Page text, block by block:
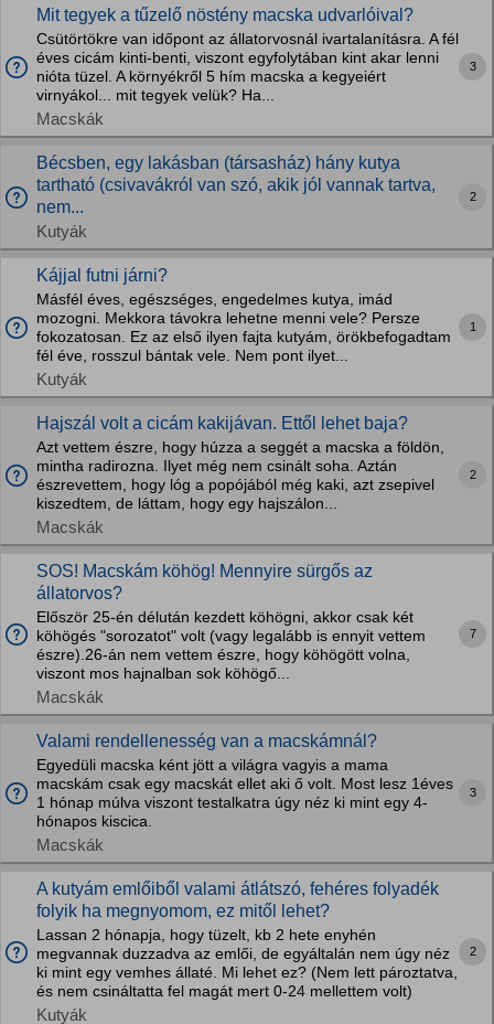
Mit tegyek a tűzelő nöstény macska udvarlóival?
Csütörtökre van időpont az állatorvosnál ivartalanításra. A fél
éves cicám kinti-benti, viszont egyfolytában kint akar lenni
nióta tüzel. A környékről 5 hím macska a kegyeiért
virnyákol... mit tegyek velük? Ha...
Macskák
3
Bécsben, egy lakásban (társasház) hány kutya
tartható (csivavákról van szó, akik jól vannak tartva,
nem...
Kutyák
2
Kájjal futni járni?
Másfél éves, egészséges, engedelmes kutya, imád
mozogni. Mekkora távokra lehetne menni vele? Persze
fokozatosan. Ez az első ilyen fajta kutyám, örökbefogadtam
fél éve, rosszul bántak vele. Nem pont ilyet...
Kutyák
1
Hajszál volt a cicám kakijávan. Ettől lehet baja?
Azt vettem észre, hogy húzza a seggét a macska a földön,
mintha radirozna. Ilyet még nem csinált soha. Aztán
észrevettem, hogy lóg a popójából még kaki, azt zsepivel
kiszedtem, de láttam, hogy egy hajszálon...
Macskák
2
SOS! Macskám köhög! Mennyire sürgős az
állatorvos?
Először 25-én délután kezdett köhögni, akkor csak két
köhögés "sorozatot" volt (vagy legalább is ennyit vettem
észre).26-án nem vettem észre, hogy köhögött volna,
viszont mos hajnalban sok köhögő...
Macskák
7
Valami rendellenesség van a macskámnál?
Egyedüli macska ként jött a világra vagyis a mama
macskám csak egy macskát ellet aki ő volt. Most lesz 1éves
1 hónap múlva viszont testalkatra úgy néz ki mint egy 4-
hónapos kiscica.
Macskák
3
A kutyám emlőiből valami átlátszó, fehéres folyadék
folyik ha megnyomom, ez mitől lehet?
Lassan 2 hónapja, hogy tüzelt, kb 2 hete enyhén
megvannak duzzadva az emlői, de egyáltalán nem úgy néz
ki mint egy vemhes állaté. Mi lehet ez? (Nem lett pároztatva,
és nem csináltatta fel magát mert 0-24 mellettem volt)
Kutyák
2